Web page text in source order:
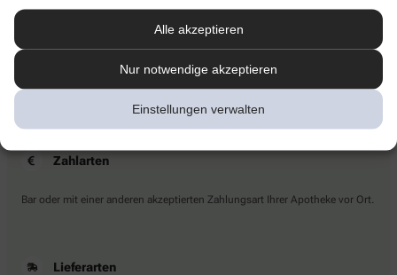
Alle akzeptieren
Nur notwendige akzeptieren
Einstellungen verwalten
Apotheke am Rathaus
70794 Filderstadt
Kontaktieren Sie uns direkt.
Zahlarten
Bar oder mit einer anderen akzeptierten Zahlungsart Ihrer Apotheke vor Ort.
Lieferarten